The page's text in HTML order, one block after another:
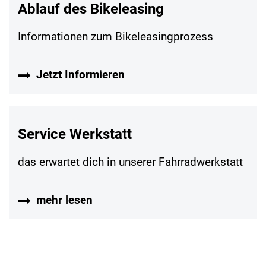
Ablauf des Bikeleasing
Informationen zum Bikeleasingprozess
Jetzt Informieren
Service Werkstatt
das erwartet dich in unserer Fahrradwerkstatt
mehr lesen